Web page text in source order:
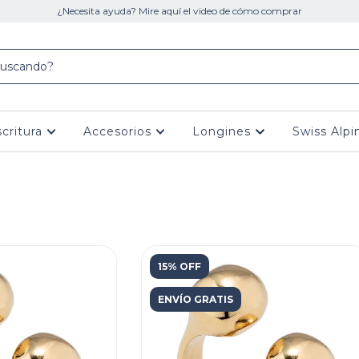
¿Necesita ayuda? Mire aquí el video de cómo comprar
Accesorios Longines Swiss
15% OFF
ENVÍO GRATIS